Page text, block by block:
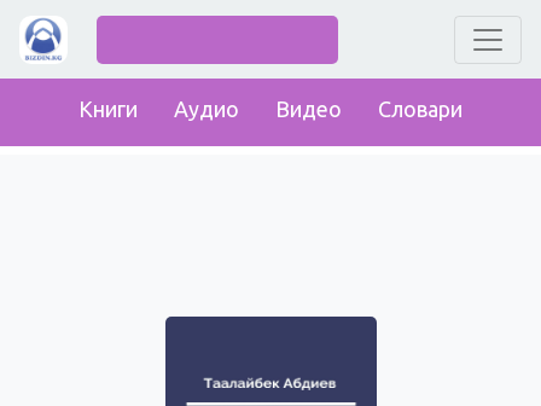
Книги Аудио Видео Словари